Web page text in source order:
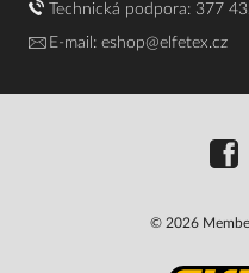
Technická podpora: 377
E-mail: eshop@elfetex.cz
© 2026